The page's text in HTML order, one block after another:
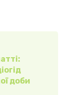
доби